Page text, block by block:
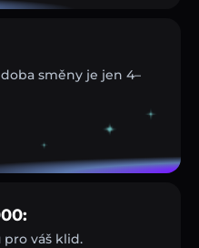
směny je jen 4–
váš klid.